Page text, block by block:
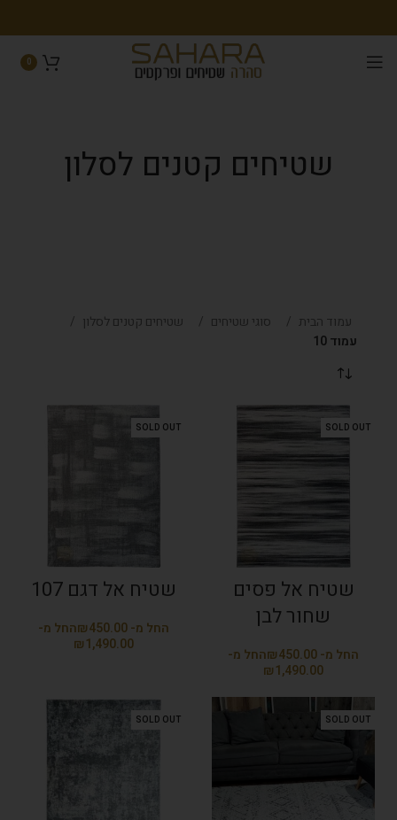
0
שטיחים קטנים לסלון
עמוד הבית סוגי שטיחים
שטיחים קטנים לסלון
עמוד 10
SOLD OUT
שטיח אל פסים
שחור לבן
₪
₪
SOLD OUT
שטיח אל דגם 107
₪
₪
SOLD OUT
SOLD OUT